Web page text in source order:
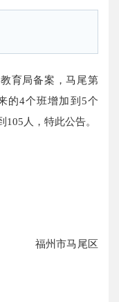
育局备案，马尾第
的4个班增加到5个
人，特此公告。
尾区